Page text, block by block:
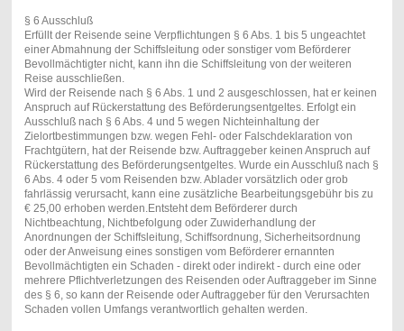
§ 6 Ausschluß
Erfüllt der Reisende seine Verpflichtungen § 6 Abs. 1 bis 5 ungeachtet
einer Abmahnung der Schiffsleitung oder sonstiger vom Beförderer
Bevollmächtigter nicht, kann ihn die Schiffsleitung von der weiteren
Reise ausschließen.
Wird der Reisende nach § 6 Abs. 1 und 2 ausgeschlossen, hat er keinen
Anspruch auf Rückerstattung des Beförderungsentgeltes. Erfolgt ein
Ausschluß nach § 6 Abs. 4 und 5 wegen Nichteinhaltung der
Zielortbestimmungen bzw. wegen Fehl- oder Falschdeklaration von
Frachtgütern, hat der Reisende bzw. Auftraggeber keinen Anspruch auf
Rückerstattung des Beförderungsentgeltes. Wurde ein Ausschluß nach §
6 Abs. 4 oder 5 vom Reisenden bzw. Ablader vorsätzlich oder grob
fahrlässig verursacht, kann eine zusätzliche Bearbeitungsgebühr bis zu
€ 25,00 erhoben werden.Entsteht dem Beförderer durch
Nichtbeachtung, Nichtbefolgung oder Zuwiderhandlung der
Anordnungen der Schiffsleitung, Schiffsordnung, Sicherheitsordnung
oder der Anweisung eines sonstigen vom Beförderer ernannten
Bevollmächtigten ein Schaden - direkt oder indirekt - durch eine oder
mehrere Pflichtverletzungen des Reisenden oder Auftraggeber im Sinne
des § 6, so kann der Reisende oder Auftraggeber für den Verursachten
Schaden vollen Umfangs verantwortlich gehalten werden.